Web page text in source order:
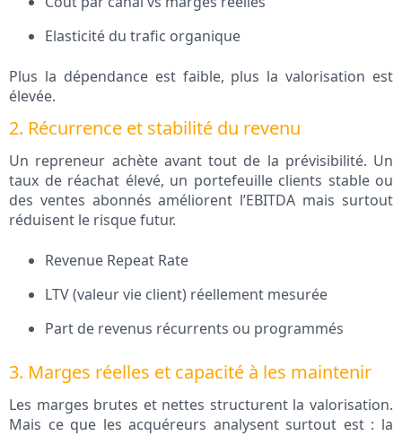
Elasticité du trafic organique
Plus la dépendance est faible, plus la valorisation est
élevée.
2. Récurrence et stabilité du revenu
Un repreneur achète avant tout de la prévisibilité. Un
taux de réachat élevé, un portefeuille clients stable ou
des ventes abonnés améliorent l’EBITDA mais surtout
réduisent le risque futur.
Revenue Repeat Rate
LTV (valeur vie client) réellement mesurée
Part de revenus récurrents ou programmés
3. Marges réelles et capacité à les maintenir
Les marges brutes et nettes structurent la valorisation.
Mais ce que les acquéreurs analysent surtout est : la